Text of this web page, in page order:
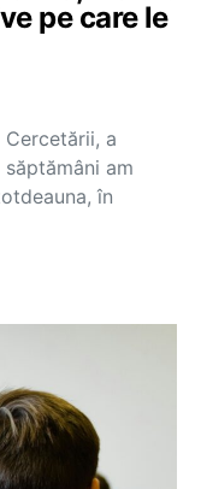
pe care le
a
am
în